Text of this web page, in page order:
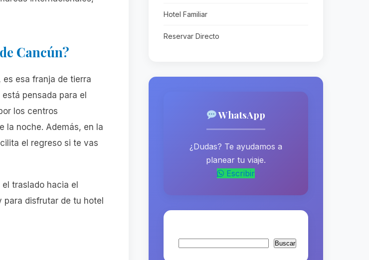
Cancún?
es esa franja de tierra
pensada para el
los centros
la noche. Además, en la
el regreso si te vas
traslado hacia el
disfrutar de tu hotel
Hotel Familiar
Reservar Directo
WhatsApp
¿Dudas? Te ayudamos a
planear tu viaje.
Escribir
Buscar